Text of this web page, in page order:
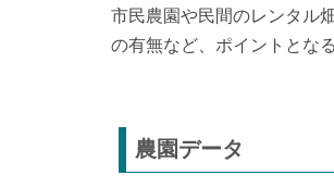
市民農園や民間のレンタル
の有無など、ポイントとな
農園データ